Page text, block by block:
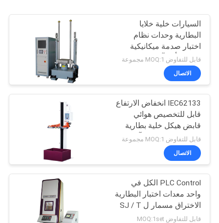
السيارات خلية خلايا
البطارية وحدات نظام
اختبار صدمة ميكانيكية
تسريع تأثير آلة الاختبار
قابل للتفاوض MOQ:1 مجموعة
الاتصال
IEC62133 انخفاض الارتفاع
قابل للتخصيص هوائي
قابض هيكل خلية بطارية
الإلكترونيات الحرة آلة
اختبار السقوط
قابل للتفاوض MOQ:1 مجموعة
الاتصال
PLC Control الكل في
واحد معدات اختبار البطارية
الاختراق مسمار ل SJ / T
11170 UL 2054 ، GB /
قابل للتفاوض MOQ:1set